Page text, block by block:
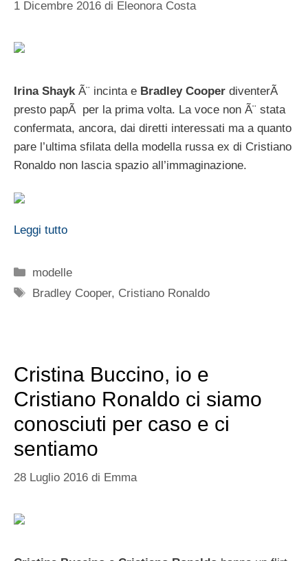
1 Dicembre 2016 di Eleonora Costa
Irina ShaykÃ¨ incinta e Bradley Cooper diventerÃ
presto papÃ per la prima volta. La voce non Ã¨ stata
confermata, ancora, dai diretti interessati ma a quanto
pare l’ultima sfilata della modella russa ex di Cristiano
Ronaldo non lascia spazio all’immaginazione.
Leggi tutto
Categorie
modelle
Tag
Bradley Cooper, Cristiano Ronaldo
Cristina Buccino, io e
Cristiano Ronaldo ci siamo
conosciuti per caso e ci
sentiamo
28 Luglio 2016 di Emma